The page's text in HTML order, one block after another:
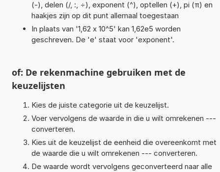
(-), delen (/, :, ÷), exponent (^), optellen (+), pi (π) en
haakjes zijn op dit punt allemaal toegestaan
In plaats van '1,62 x 10^5' kan 1,62e5 worden
geschreven. De 'e' staat voor 'exponent'.
of: De rekenmachine gebruiken met de
keuzelijsten
Kies de juiste categorie uit de keuzelijst.
Voer vervolgens de waarde in die u wilt omrekenen ---
converteren.
Kies uit de keuzelijst de eenheid die overeenkomt met
de waarde die u wilt omrekenen --- converteren.
De waarde wordt vervolgens geconverteerd naar alle